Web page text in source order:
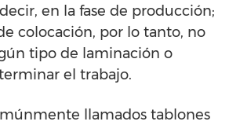
en la fase de producción;
colocación, por lo tanto, no
tipo de laminación o
el trabajo.
llamados tablones